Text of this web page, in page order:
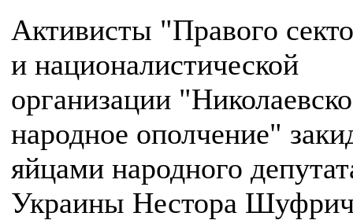
Активисты "Правого
и националистической
организации
народное ополчение"
яйцами народного
Украины Нестора